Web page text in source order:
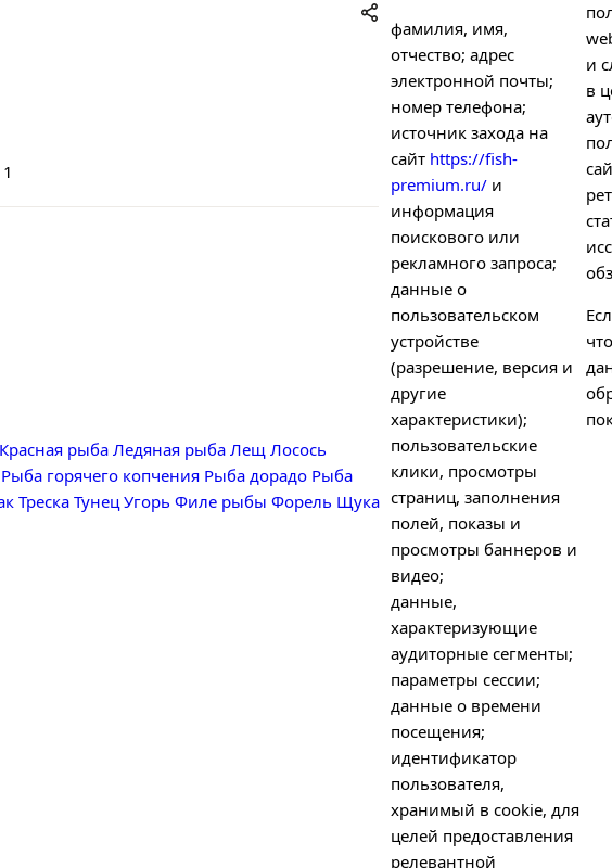
Красная рыба Ледяная рыба Лещ Лосось
Рыба горячего копчения Рыба дорадо Рыба
Треска Тунец Угорь Филе рыбы Форель Щука
фамилия, имя,
отчество; адрес
электронной почты;
номер телефона;
источник захода на
сайт https://fish-
premium.ru/ и
информация
поискового или
рекламного запроса;
данные о
пользовательском
устройстве
(разрешение, версия и
другие
характеристики);
пользовательские
клики, просмотры
страниц, заполнения
полей, показы и
просмотры баннеров и
видео;
данные,
характеризующие
аудиторные сегменты;
параметры сессии;
данные о времени
посещения;
идентификатор
пользователя,
хранимый в cookie, для
целей предоставления
релевантной
и
в